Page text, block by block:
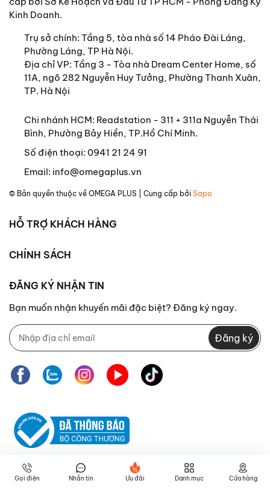
Kinh Doanh.
Trụ sở chính: Tầng 5, tòa nhà số 14 Pháo Đài Láng,
Phường Láng, TP Hà Nội.
Địa chỉ VP: Tầng 3 - Tòa nhà Dream Center Home, số
11A, ngõ 282 Nguyễn Huy Tưởng, Phường Thanh Xuân,
TP. Hà Nội
Chi nhánh HCM: Readstation - 311 + 311a Nguyễn Thái
Bình, Phường Bảy Hiền, TP.Hồ Chí Minh.
Số điện thoại: 0941 21 24 91
Email: info@omegaplus.vn
© Bản quyền thuộc về OMEGA PLUS | Cung cấp bởi Sapo
HỖ TRỢ KHÁCH HÀNG
CHÍNH SÁCH
ĐĂNG KÝ NHẬN TIN
Bạn muốn nhận khuyến mãi đặc biệt? Đăng ký ngay.
Đăng ký
Gọi điện Nhắn tin Ưu đãi Danh mục Cửa hàng